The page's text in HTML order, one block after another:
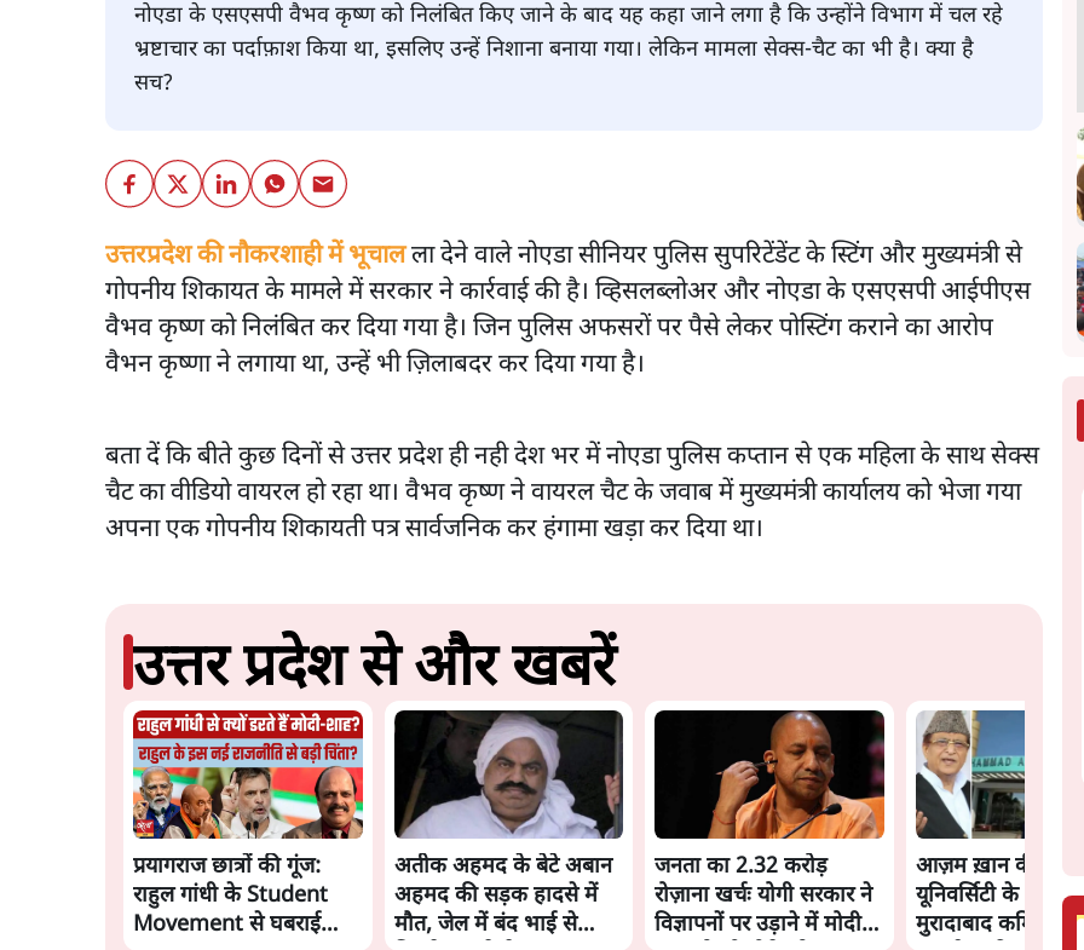
नोएडा के एसएसपी वैभव कृष्ण को निलंबित किए जाने के बाद यह कहा जाने लगा है कि उन्होंने विभाग में चल रहे
भ्रष्टाचार का पर्दाफ़ाश किया था, इसलिए उन्हें निशाना बनाया गया। लेकिन मामला सेक्स-चैट का भी है। क्या है
सच?
उत्तरप्रदेश की नौकरशाही में भूचालला देने वाले नोएडा सीनियर पुलिस सुपरिटेंडेंट के स्टिंग और मुख्यमंत्री से
गोपनीय शिकायत के मामले में सरकार ने कार्रवाई की है। व्हिसलब्लोअर और नोएडा के एसएसपी आईपीएस
वैभव कृष्ण को निलंबित कर दिया गया है। जिन पुलिस अफसरों पर पैसे लेकर पोस्टिंग कराने का आरोप
वैभन कृष्णा ने लगाया था, उन्हें भी ज़िलाबदर कर दिया गया है।
बता दें कि बीते कुछ दिनों से उत्तर प्रदेश ही नही देश भर में नोएडा पुलिस कप्तान से एक महिला के साथ सेक्स
चैट का वीडियो वायरल हो रहा था। वैभव कृष्ण ने वायरल चैट के जवाब में मुख्यमंत्री कार्यालय को भेजा गया
अपना एक गोपनीय शिकायती पत्र सार्वजनिक कर हंगामा खड़ा कर दिया था।
उत्तर प्रदेश से और खबरें
प्रयागराज छात्रों की गूंज:
राहुल गांधी के Student
Movement से घबराई
अतीक अहमद के बेटे अबान
अहमद की सड़क हादसे में
मौत, जेल में बंद भाई से
जनता का 2.32 करोड़
रोज़ाना खर्चः योगी सरकार ने
विज्ञापनों पर उड़ाने में मोदी
आज़म ख़ान की जौहर
यूनिवर्सिटी के ढहाने
मुरादाबाद कमिश्नर